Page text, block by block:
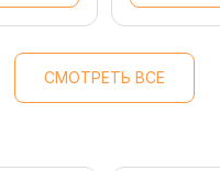
СМОТРЕТЬ ВСЕ